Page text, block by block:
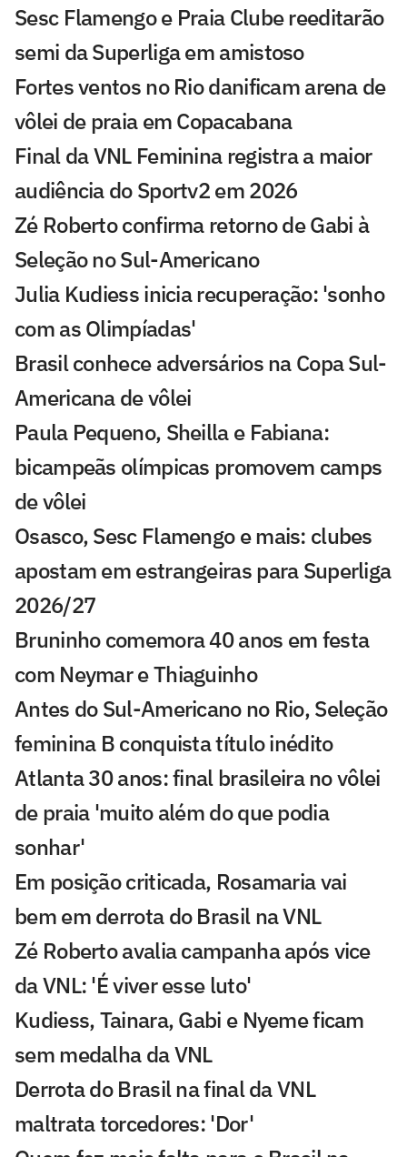
Sesc Flamengo e Praia Clube reeditarão
semi da Superliga em amistoso
Fortes ventos no Rio danificam arena de
vôlei de praia em Copacabana
Final da VNL Feminina registra a maior
audiência do Sportv2 em 2026
Zé Roberto confirma retorno de Gabi à
Seleção no Sul-Americano
Julia Kudiess inicia recuperação: 'sonho
com as Olimpíadas'
Brasil conhece adversários na Copa Sul-
Americana de vôlei
Paula Pequeno, Sheilla e Fabiana:
bicampeãs olímpicas promovem camps
de vôlei
Osasco, Sesc Flamengo e mais: clubes
apostam em estrangeiras para Superliga
2026/27
Bruninho comemora 40 anos em festa
com Neymar e Thiaguinho
Antes do Sul-Americano no Rio, Seleção
feminina B conquista título inédito
Atlanta 30 anos: final brasileira no vôlei
de praia 'muito além do que podia
sonhar'
Em posição criticada, Rosamaria vai
bem em derrota do Brasil na VNL
Zé Roberto avalia campanha após vice
da VNL: 'É viver esse luto'
Kudiess, Tainara, Gabi e Nyeme ficam
sem medalha da VNL
Derrota do Brasil na final da VNL
maltrata torcedores: 'Dor'